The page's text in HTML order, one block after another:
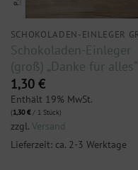
Schokoladen-Einleger
(groß) „Danke für alles“
1,30 €
Enthält 19% MwSt.
(1,30€/ 1 Stück)
zzgl. Versand
Lieferzeit: ca. 2-3 Werktage